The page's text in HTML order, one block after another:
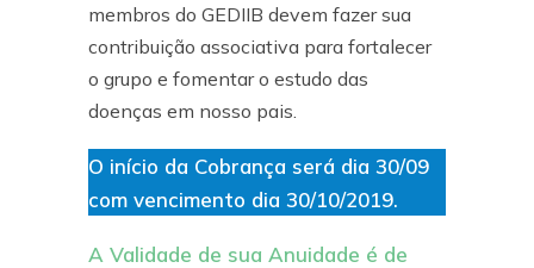
membros do GEDIIB devem fazer sua
contribuição associativa para fortalecer
o grupo e fomentar o estudo das
doenças em nosso pais.
O início da Cobrança será dia 30/09
com vencimento dia 30/10/2019.
A Validade de sua Anuidade é de